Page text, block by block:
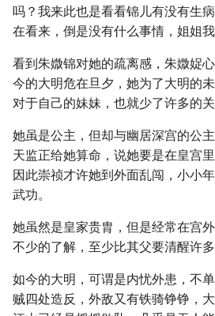
吗？我来此也是看看锦儿有没有生
在看来，倒是没有什么事情，姐姐
看到朱媺锦对她的疏离感，朱媺娖
今的大明危在旦夕，她为了大明的
对于自己的妹妹，也就少了许多的关
她虽是公主，但却与幽居深宫的公
天监正给她算命，说她要是在皇宫
因此崇祯才许她到外面乱闯，小小
武功。
她虽然是皇家贵胄，但是经常在宫
不少的了解，至少比其父要清醒许多
如今的大明，可谓是内忧外患，不
贼四处造反，外敌又有铁骑铮铮，